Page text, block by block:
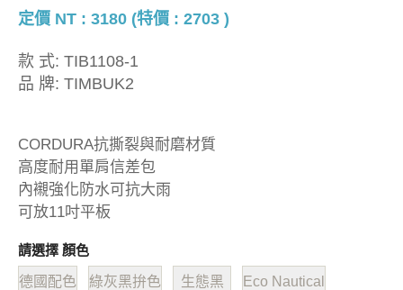
定價 NT : 3180 (特價 : 2703 )
款 式: TIB1108-1
品 牌: TIMBUK2
CORDURA抗撕裂與耐磨材質
高度耐用單肩信差包
內襯強化防水可抗大雨
可放11吋平板
請選擇 顏色
德國配色 綠灰黑拚色 生態黑 Eco Nautical